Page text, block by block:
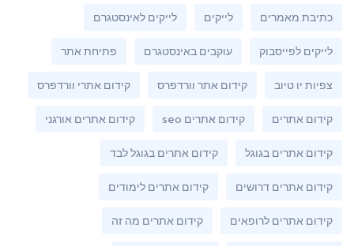
כתיבת מאמרים לייקים לייקים לאינסטגרם
לייקים לפייסבוק עוקבים באינסטגרם פתיחת אתר
צפיות יו טיוב קידום אתר וורדפרס קידום אתרי וורדפרס
קידום אתרים קידום אתרים seo קידום אתרים אורגני
קידום אתרים בגוגל קידום אתרים בגוגל לבד
קידום אתרים דרושים קידום אתרים לימודים
קידום אתרים לרופאים קידום אתרים מה זה